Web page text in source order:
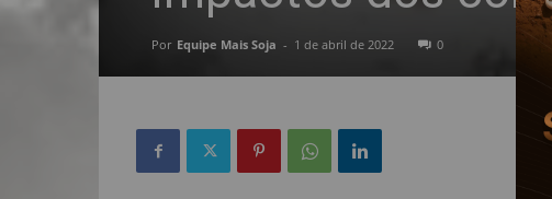
Por Equipe Mais Soja - 1 de abril de 2022 0